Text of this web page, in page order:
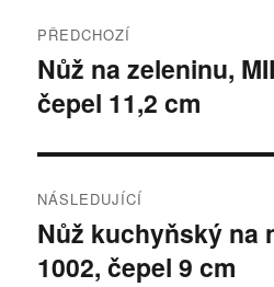
pro
příspěvek
PŘEDCHOZÍ
Předchozí
příspěvek:
Nůž na zeleninu,
čepel 11,2 cm
NÁSLEDUJÍCÍ
Následující
příspěvek:
Nůž kuchyňský na
1002, čepel 9 cm